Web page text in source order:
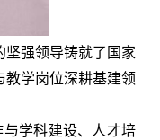
坚强领导铸就了国家
学岗位深耕基建领
学科建设、人才培